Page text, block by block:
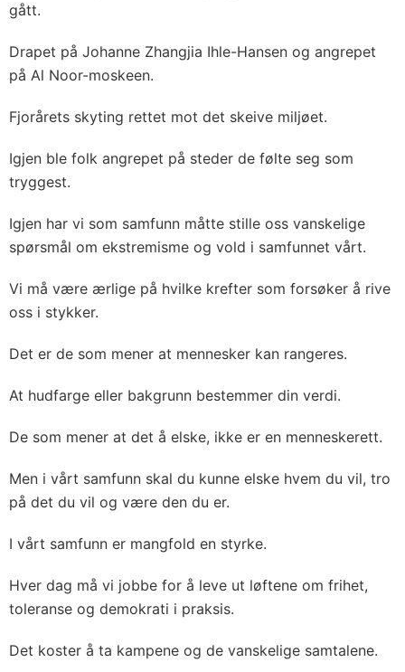
gått.
Drapet på Johanne Zhangjia Ihle-Hansen og angrepet
på Al Noor-moskeen.
Fjorårets skyting rettet mot det skeive miljøet.
Igjen ble folk angrepet på steder de følte seg som
tryggest.
Igjen har vi som samfunn måtte stille oss vanskelige
spørsmål om ekstremisme og vold i samfunnet vårt.
Vi må være ærlige på hvilke krefter som forsøker å rive
oss i stykker.
Det er de som mener at mennesker kan rangeres.
At hudfarge eller bakgrunn bestemmer din verdi.
De som mener at det å elske, ikke er en menneskerett.
Men i vårt samfunn skal du kunne elske hvem du vil, tro
på det du vil og være den du er.
I vårt samfunn er mangfold en styrke.
Hver dag må vi jobbe for å leve ut løftene om frihet,
toleranse og demokrati i praksis.
Det koster å ta kampene og de vanskelige samtalene.